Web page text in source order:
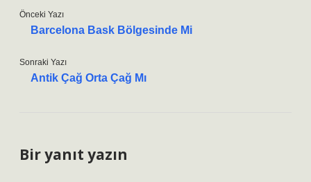
Önceki Yazı
Barcelona Bask Bölgesinde Mi
Sonraki Yazı
Antik Çağ Orta Çağ Mı
Bir yanıt yazın